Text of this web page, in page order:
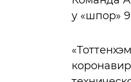
у «шпор»